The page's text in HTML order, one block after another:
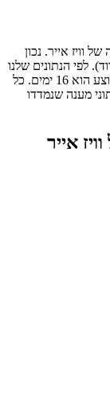
וויז אייר. נכון
1 דירוגים, בציון ממוצע 1.0 מתוך 5 (ירוד). לפי הנתונים שלנו
וויז אייר משיבה לכ-45% מהפניות. זמן התגובה הממוצע הוא 16 ימים. כל
מענה שנמדדו
וויז אייר